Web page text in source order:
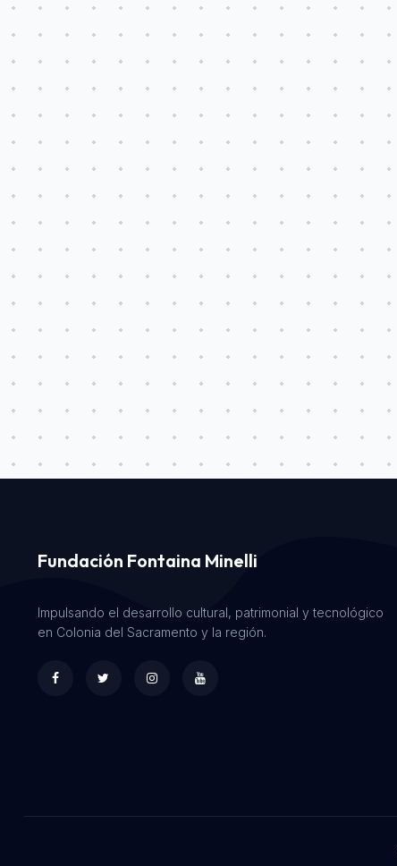
Fundación Fontaina Minelli
Impulsando el desarrollo cultural, patrimonial y tecnológico
en Colonia del Sacramento y la región.